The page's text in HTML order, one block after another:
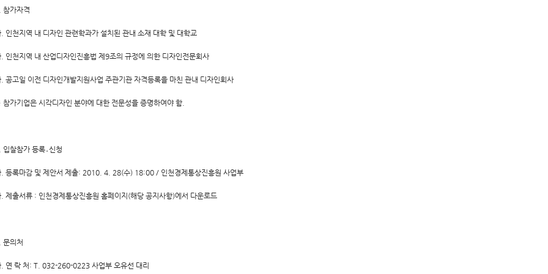
참가자격
인천지역 내 디자인 관련학과가 설치된 관내 소재 대학 및 대학교
. 인천지역 내 산업디자인진흥법 제9조의 규정에 의한 디자인전문회사
. 공고일 이전 디자인개발지원사업 주관기관 자격등록을 마친 관내 디자인회사
참가기업은 시각디자인 분야에 대한 전문성을 증명하여야 함.
입찰참가 등록․신청
. 등록마감 및 제안서 제출: 2010. 4. 28(수) 18:00 / 인천경제통상진흥원 사업부
. 제출서류 : 인천경제통상진흥원 홈페이지(해당 공지사항)에서 다운로드
문의처
. 연 락 처: T. 032-260-0223 사업부 오유선 대리